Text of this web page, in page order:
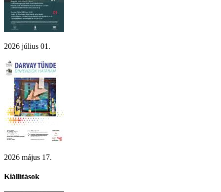
2026 július 01.
2026 május 17.
Kiállítások